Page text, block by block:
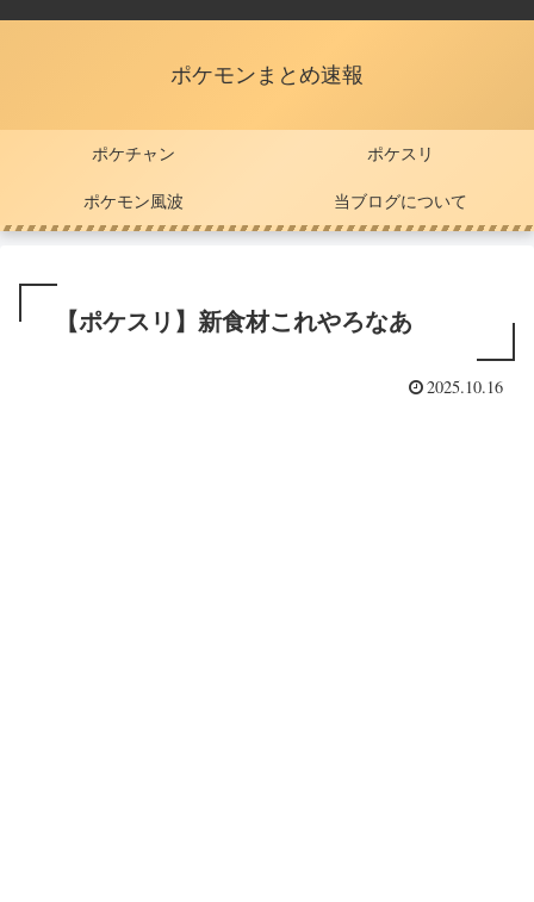
ポケモンまとめ速報
ポケチャン ポケスリ
ポケモン風波 当ブログについて
【ポケスリ】新食材これやろなあ
2025.10.16